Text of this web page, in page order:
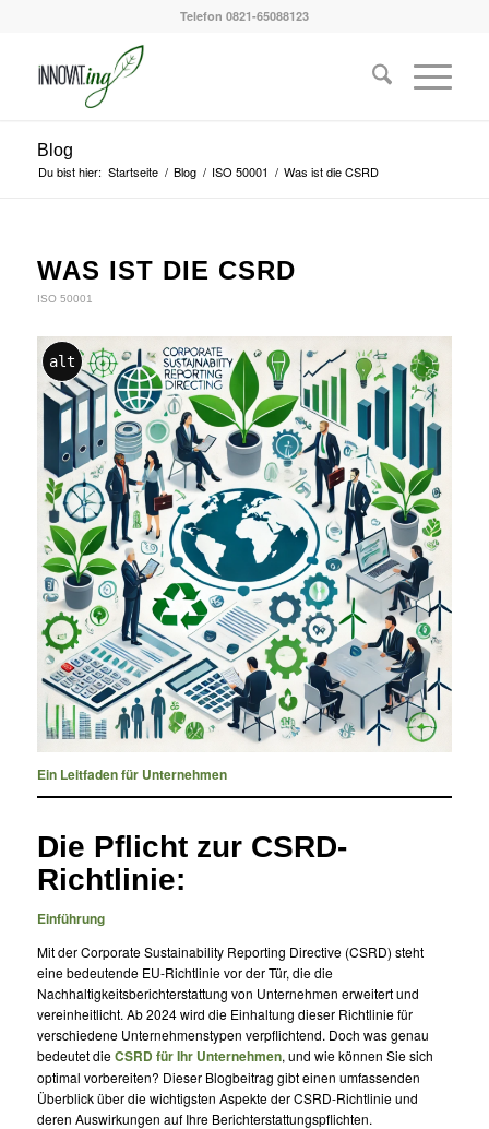
Telefon 0821-65088123
Blog
Du bist hier: Startseite / Blog / ISO 50001 / Was ist die CSRD
WAS IST DIE CSRD
ISO 50001
alt
Ein Leitfaden für Unternehmen
Die Pflicht zur CSRD-
Richtlinie:
Einführung
Mit der Corporate Sustainability Reporting Directive (CSRD) steht
eine bedeutende EU-Richtlinie vor der Tür, die die
Nachhaltigkeitsberichterstattung von Unternehmen erweitert und
vereinheitlicht. Ab 2024 wird die Einhaltung dieser Richtlinie für
verschiedene Unternehmenstypen verpflichtend. Doch was genau
bedeutet dieCSRD für Ihr Unternehmen, und wie können Sie sich
optimal vorbereiten? Dieser Blogbeitrag gibt einen umfassenden
Überblick über die wichtigsten Aspekte der CSRD-Richtlinie und
deren Auswirkungen auf Ihre Berichterstattungspflichten.